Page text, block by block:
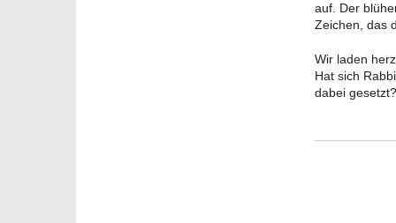
auf. Der
Zeichen, das
Wir laden
Hat sich
dabei gesetzt?